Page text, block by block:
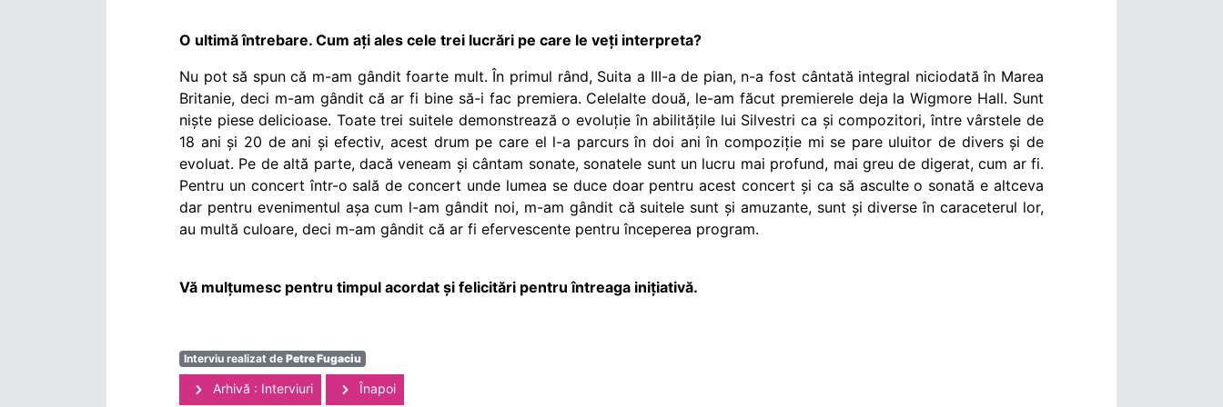
O ultimă întrebare. Cum ați ales cele trei lucrări pe care le veți interpreta?
Nu pot să spun că m-am gândit foarte mult. În primul rând, Suita a III-a de pian, n-a fost cântată integral niciodată în Marea
Britanie, deci m-am gândit că ar fi bine să-i fac premiera. Celelalte două, le-am făcut premierele deja la Wigmore Hall. Sunt
niște piese delicioase. Toate trei suitele demonstrează o evoluție în abilitățile lui Silvestri ca și compozitori, între vârstele de
18 ani și 20 de ani și efectiv, acest drum pe care el l-a parcurs în doi ani în compoziție mi se pare uluitor de divers și de
evoluat. Pe de altă parte, dacă veneam și cântam sonate, sonatele sunt un lucru mai profund, mai greu de digerat, cum ar fi.
Pentru un concert într-o sală de concert unde lumea se duce doar pentru acest concert și ca să asculte o sonată e altceva
dar pentru evenimentul așa cum l-am gândit noi, m-am gândit că suitele sunt și amuzante, sunt și diverse în caraceterul lor,
au multă culoare, deci m-am gândit că ar fi efervescente pentru începerea program.
Vă mulțumesc pentru timpul acordat și felicitări pentru întreaga inițiativă.
Interviu realizat de Petre Fugaciu
Arhivă : Interviuri Înapoi